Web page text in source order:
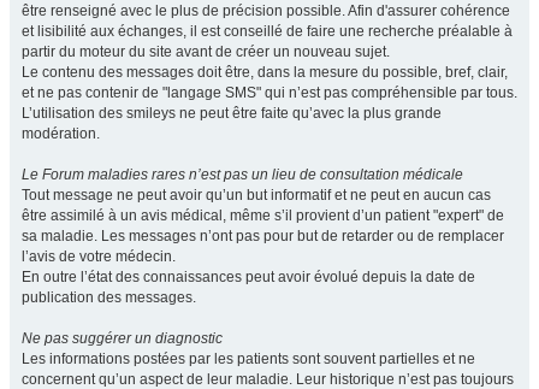
être renseigné avec le plus de précision possible. Afin d'assurer cohérence
et lisibilité aux échanges, il est conseillé de faire une recherche préalable à
partir du moteur du site avant de créer un nouveau sujet.
Le contenu des messages doit être, dans la mesure du possible, bref, clair,
et ne pas contenir de "langage SMS" qui n’est pas compréhensible par tous.
L’utilisation des smileys ne peut être faite qu’avec la plus grande
modération.
Le Forum maladies rares n’est pas un lieu de consultation médicale
Tout message ne peut avoir qu’un but informatif et ne peut en aucun cas
être assimilé à un avis médical, même s’il provient d’un patient "expert" de
sa maladie. Les messages n’ont pas pour but de retarder ou de remplacer
l’avis de votre médecin.
En outre l’état des connaissances peut avoir évolué depuis la date de
publication des messages.
Ne pas suggérer un diagnostic
Les informations postées par les patients sont souvent partielles et ne
concernent qu’un aspect de leur maladie. Leur historique n’est pas toujours